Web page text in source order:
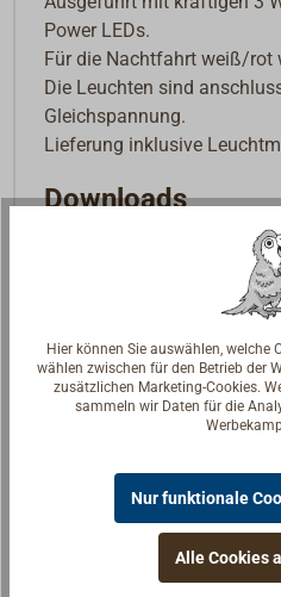
Power LEDs.
Für die Nachtfahrt weiß/rot
Die Leuchten sind
Gleichspannung.
Lieferung inklusive
Downloads
Hier können Sie auswählen, welche
wählen zwischen für den Betrieb der
zusätzlichen Marketing-Cookies.
sammeln wir Daten für die
Nur funktionale
Alle Cookies